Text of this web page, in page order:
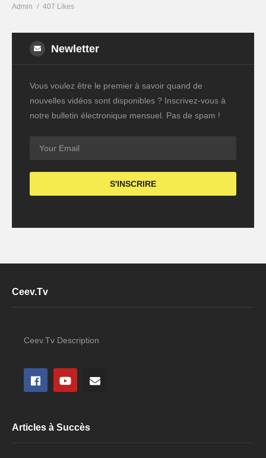
Admin 407 Likes
Newletter
Vous voulez être le premier à savoir quand de
nouvelles vidéos sont disponibles ? Inscrivez-vous à
notre bulletin électronique mensuel. Pas de spam !
Ceev.Tv
Ceev.Tv Description
Articles à Succès